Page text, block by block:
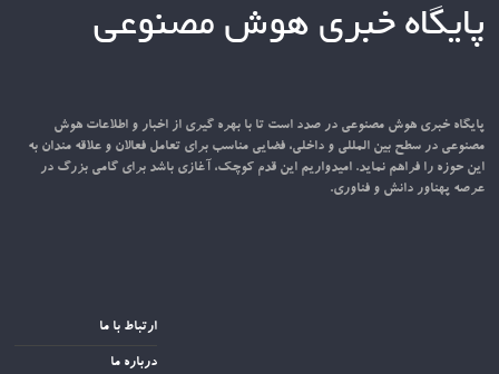
پایگاه خبری هوش مصنوعی
پایگاه خبری هوش مصنوعی در صدد است تا با بهره گیری از اخبار و اطلاعات هوش
مصنوعی در سطح بین المللی و داخلی، فضایی مناسب برای تعامل فعالان و علاقه مندان به
این حوزه را فراهم نماید. امیدواریم این قدم کوچک، آغازی باشد برای گامی بزرگ در
عرصه پهناور دانش و فناوری.
ارتباط با ما
درباره ما